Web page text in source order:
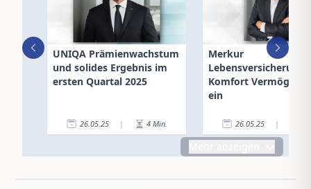
UNIQA Prämienwachstum
und solides Ergebnis im
ersten Quartal 2025
26.05.25 | 4 Min.
Merkur
Lebensversicherung
Komfort
ein
26.05.25 |